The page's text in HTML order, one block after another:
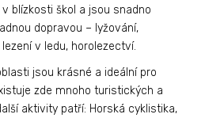
blízkosti škol a jsou snadno
dopravou – lyžování,
v ledu, horolezectví.
jsou krásné a ideální pro
zde mnoho turistických a
aktivity patří: Horská cyklistika,